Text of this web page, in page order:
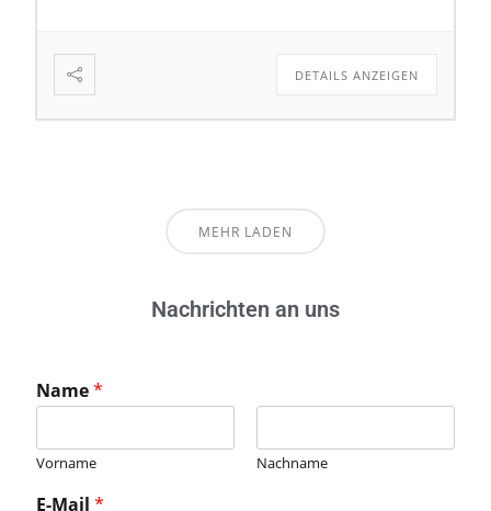
DETAILS ANZEIGEN
MEHR LADEN
Nachrichten an uns
Name*
Vorname Nachname
E-Mail*